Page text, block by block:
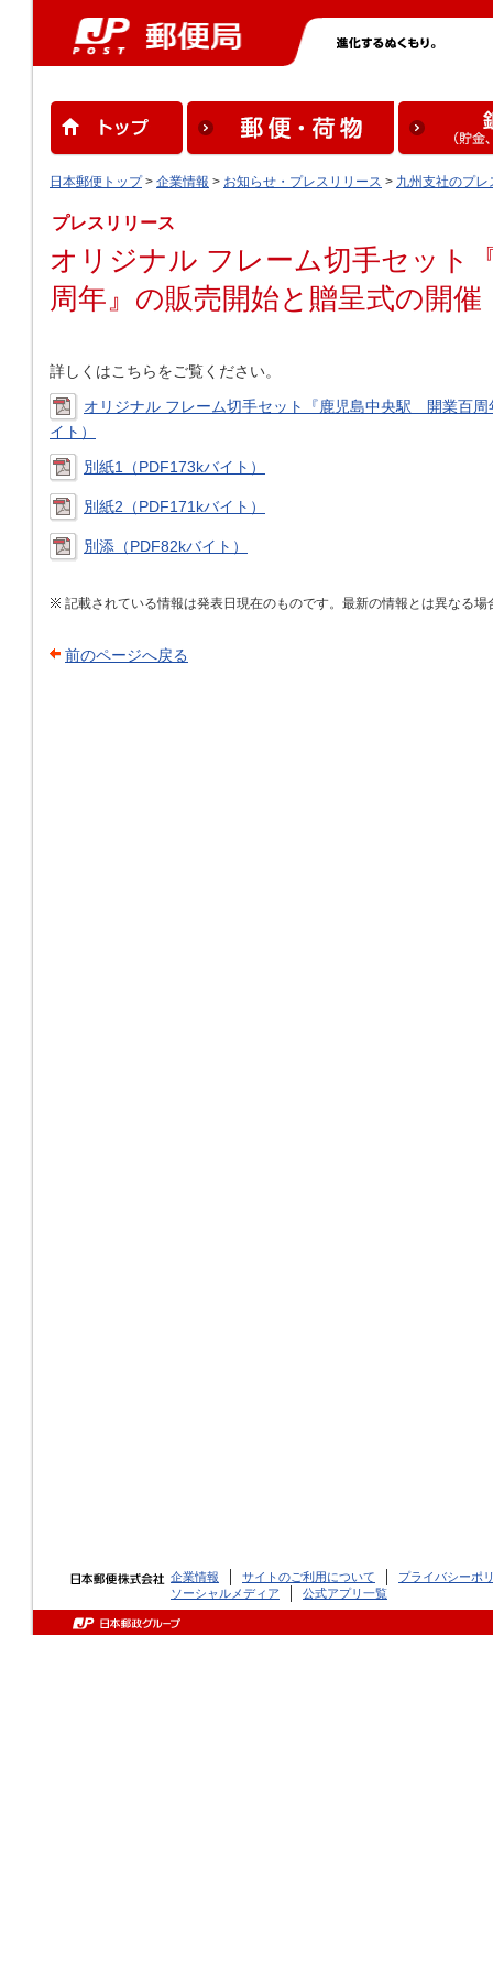
日本郵便トップ> 企業情報 > お知らせ・プレスリリース > 九州支社のプレ
プレスリリース
オリジナル フレーム切手セット
周年』の販売開始と贈呈式の開催
詳しくはこちらをご覧ください。
オリジナル フレーム切手セット『鹿児島中央駅 開業百
イト）
別紙1（PDF173kバイト）
別紙2（PDF171kバイト）
別添（PDF82kバイト）
記載されている情報は発表日現在のものです。最新の情報とは異なる
前のページへ戻る
企業情報 サイトのご利用について
プライバシーポ
ソーシャルメディア
公式アプリ一覧